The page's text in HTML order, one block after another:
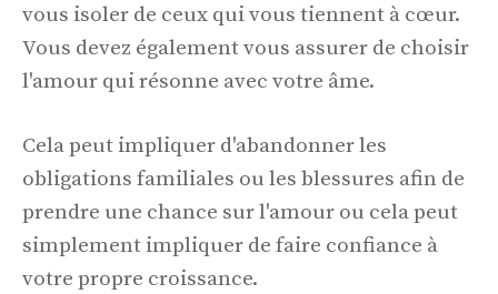
vous isoler de ceux qui vous tiennent à cœur.
Vous devez également vous assurer de choisir
l'amour qui résonne avec votre âme.
Cela peut impliquer d'abandonner les
obligations familiales ou les blessures afin de
prendre une chance sur l'amour ou cela peut
simplement impliquer de faire confiance à
votre propre croissance.